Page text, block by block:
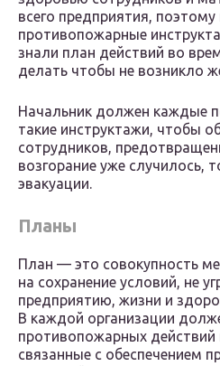
всего предприятия,
противопожарные
знали план действий во
делать чтобы не возникло
Начальник должен каждые
такие инструктажи, чтобы
сотрудников,
возгорание уже случилось,
эвакуации.
Планы
План — это совокупность
на сохранение условий, не
предприятию, жизни и
В каждой организации
противопожарных действий
связанные с обеспечением